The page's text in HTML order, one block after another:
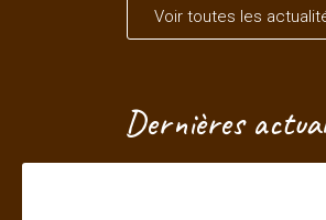
Voir toutes les
Dernières